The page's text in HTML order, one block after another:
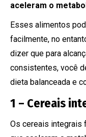
aceleram o
Esses alimentos
facilmente, no
dizer que para
consistentes, você
dieta balanceada e
1 – Cereais
Os cereais integrais